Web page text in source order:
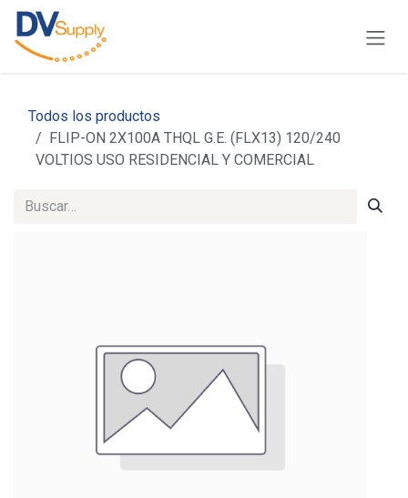
Ir al contenido
Todos los productos
FLIP-ON 2X100A THQL G.E. (FLX13) 120/240
VOLTIOS USO RESIDENCIAL Y COMERCIAL